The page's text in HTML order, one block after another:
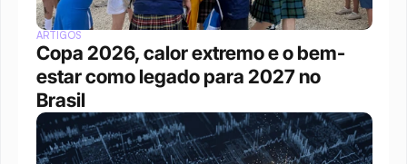
ARTIGOS
Copa 2026, calor extremo e o bem-
estar como legado para 2027 no
Brasil